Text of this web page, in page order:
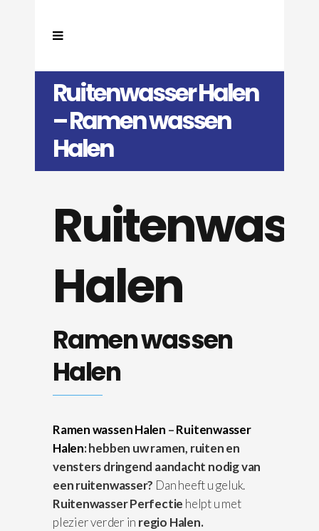
Ruitenwasser Halen
– Ramen wassen
Halen
Halen
Ramen wassen
Halen
Ramen wassen Halen –Ruitenwasser
Halen: hebben uw ramen, ruiten en
vensters dringend aandacht nodig van
een ruitenwasser? Dan heeft u geluk.
Ruitenwasser Perfectie helpt u met
plezier verder in regio Halen.